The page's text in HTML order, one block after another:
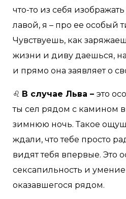
что-то из себя
лавой, я – про ее особый
Чувствуешь, как
жизни и диву даешься,
и прямо она заявляет о
♌️ В случае Льва – это
ты сел рядом с камином
зимнюю ночь. Такое
ждали, что тебе просто
видят тебя впервые. Это
сексапильность и
оказавшегося рядом.